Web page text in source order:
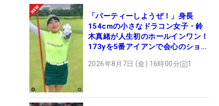
「パーティーしようぜ！」身長
154cmの小さなドラコン女子・鈴
木真緒が人生初のホールインワン！
173yを5番アイアンで会心のショッ
2026年8月7日 (金) 16時00分 1